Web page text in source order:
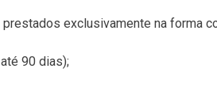
exclusivamente na forma
90 dias);